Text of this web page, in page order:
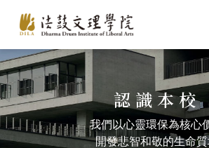
認識本校
我們以心靈環保為核心
開發悲智和敬的生命